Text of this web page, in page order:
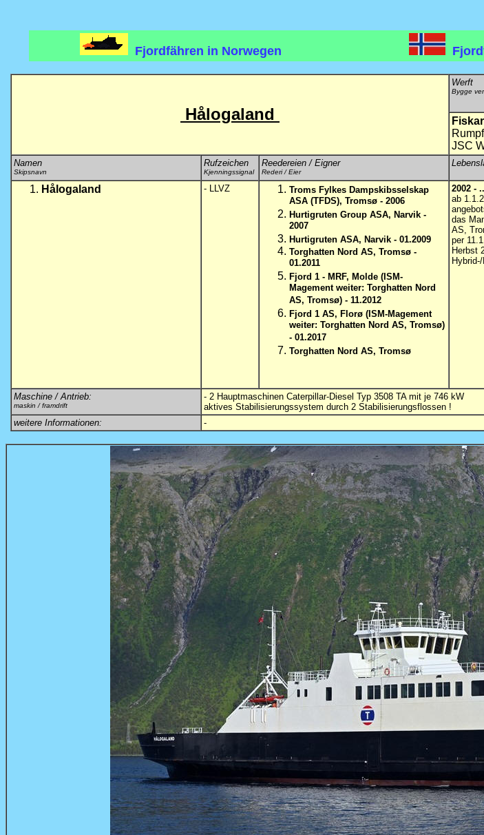
Fjordfähren in Norwegen
Hålogaland
Werft
Bygge
JSC
Namen
Skipsnavn
Rufzeichen
Kjenningssignal
Reedereien / Eigner
Rederi / Eier
Hålogaland - LLVZ Troms Fylkes Dampskibsselskap
ASA (TFDS), Tromsø - 2006
Hurtigruten Group ASA, Narvik -
2007
Hurtigruten ASA, Narvik - 01.2009
Torghatten Nord AS, Tromsø -
01.2011
Fjord 1 - MRF, Molde (ISM-
Magement weiter: Torghatten Nord
AS, Tromsø) - 11.2012
Fjord 1 AS, Florø (ISM-Magement
weiter: Torghatten Nord AS, Tromsø)
- 01.2017
Torghatten Nord AS, Tromsø
2002 -
ab
das
AS,
per
Herbst
Maschine / Antrieb:
maskin / framdrift
- 2 Hauptmaschinen Caterpillar-Diesel Typ 3508 TA mit je 746 kW
aktives Stabilisierungssystem durch 2 Stabilisierungsflossen !
weitere Informationen: -